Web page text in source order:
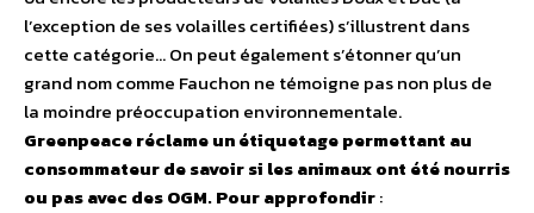
l’exception de ses volailles certifiées) s’illustrent dans
cette catégorie… On peut également s’étonner qu’un
grand nom comme Fauchon ne témoigne pas non plus de
la moindre préoccupation environnementale.
Greenpeace réclame un étiquetage permettant au
consommateur de savoir si les animaux ont été nourris
ou pas avec des OGM.Pour approfondir: